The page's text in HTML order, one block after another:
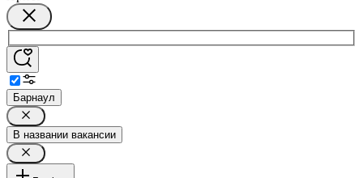
Барнаул
В названии вакансии